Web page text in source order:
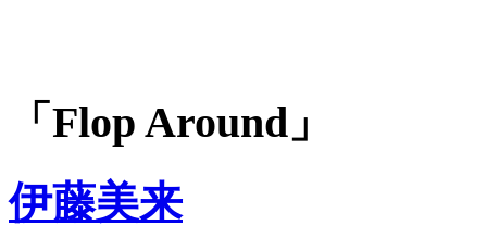
「Flop Around」
伊藤美来